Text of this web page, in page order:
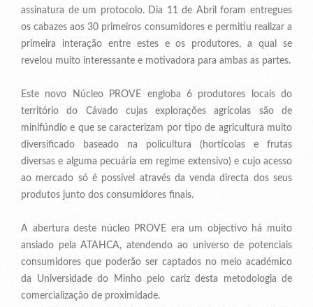
assinatura de um protocolo. Dia 11 de Abril foram entregues
os cabazes aos 30 primeiros consumidores e permitiu realizar a
primeira interação entre estes e os produtores, a qual se
revelou muito interessante e motivadora para ambas as partes.
Este novo Núcleo PROVE engloba 6 produtores locais do
território do Cávado cujas explorações agrícolas são de
minifúndio e que se caracterizam por tipo de agricultura muito
diversificado baseado na policultura (hortícolas e frutas
diversas e alguma pecuária em regime extensivo) e cujo acesso
ao mercado só é possível através da venda directa dos seus
produtos junto dos consumidores finais.
A abertura deste núcleo PROVE era um objectivo há muito
ansiado pela ATAHCA, atendendo ao universo de potenciais
consumidores que poderão ser captados no meio académico
da Universidade do Minho pelo cariz desta metodologia de
comercialização de proximidade.